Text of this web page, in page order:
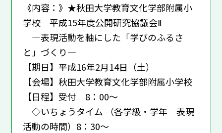
《内容：》★秋田大学教育文化学部附属小
学校 平成15年度公開研究協議会Ⅱ
―表現活動を軸にした「学びのふるさ
と」づくり―
【期日】平成16年2月14日（土）
【会場】秋田大学教育文化学部附属小学校
【日程】受付 8：00～
◇いちょうタイム （各学級・学年 表現
活動の時間）8：30～